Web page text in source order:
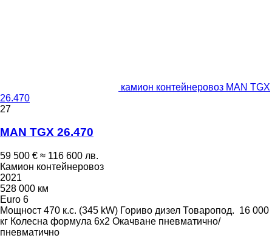
камион контейнеровоз MAN TGX
26.470
27
MAN TGX 26.470
59 500 € ≈ 116 600 лв.
Камион контейнеровоз
2021
528 000 км
Euro 6
Мощност 470 к.с. (345 kW) Гориво дизел Товаропод. 16 000
кг Колесна формула 6x2 Окачване пневматично/
пневматично